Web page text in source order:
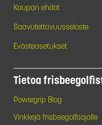
Kaupan ehdot
Saavutettavuusseloste
Evästeasetukset
Tietoa
Powergrip Blog
Vinkkejä frisbeegolfaajalle